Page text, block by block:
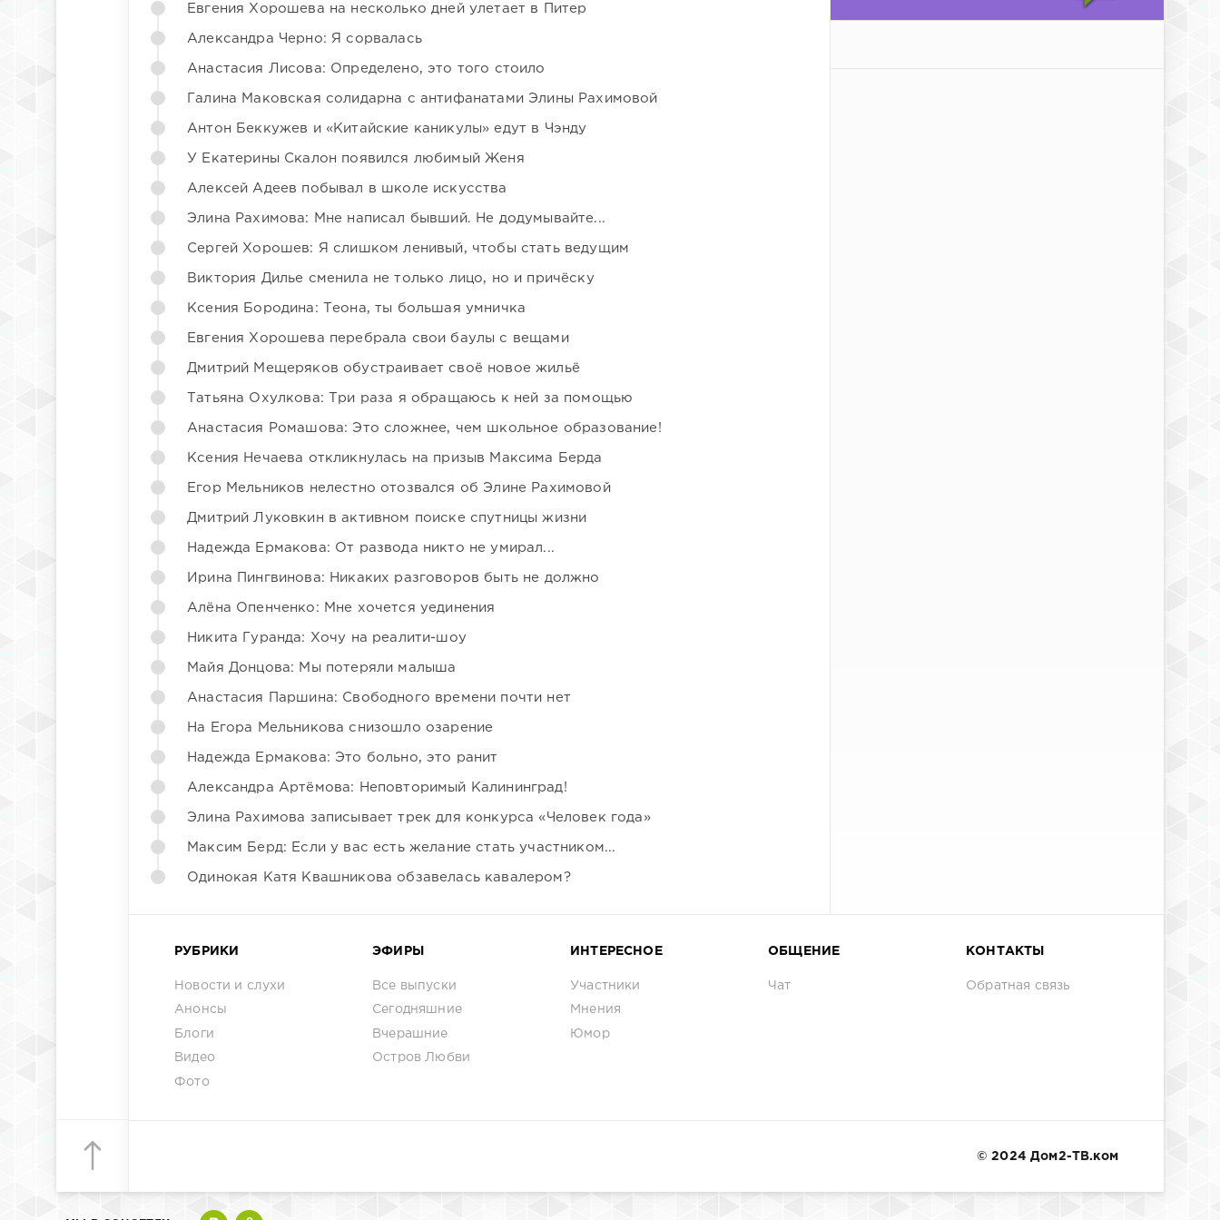
Евгения Хорошева на несколько дней улетает в Питер
Александра Черно: Я сорвалась
Анастасия Лисова: Определено, это того стоило
Галина Маковская солидарна с антифанатами Элины Рахимовой
Антон Беккужев и «Китайские каникулы» едут в Чэнду
У Екатерины Скалон появился любимый Женя
Алексей Адеев побывал в школе искусства
Элина Рахимова: Мне написал бывший. Не додумывайте...
Сергей Хорошев: Я слишком ленивый, чтобы стать ведущим
Виктория Дилье сменила не только лицо, но и причёску
Ксения Бородина: Теона, ты большая умничка
Евгения Хорошева перебрала свои баулы с вещами
Дмитрий Мещеряков обустраивает своё новое жильё
Татьяна Охулкова: Три раза я обращаюсь к ней за помощью
Анастасия Ромашова: Это сложнее, чем школьное образование!
Ксения Нечаева откликнулась на призыв Максима Берда
Егор Мельников нелестно отозвался об Элине Рахимовой
Дмитрий Луковкин в активном поиске спутницы жизни
Надежда Ермакова: От развода никто не умирал...
Ирина Пингвинова: Никаких разговоров быть не должно
Алёна Опенченко: Мне хочется уединения
Никита Гуранда: Хочу на реалити-шоу
Майя Донцова: Мы потеряли малыша
Анастасия Паршина: Свободного времени почти нет
На Егора Мельникова снизошло озарение
Надежда Ермакова: Это больно, это ранит
Александра Артёмова: Неповторимый Калининград!
Элина Рахимова записывает трек для конкурса «Человек года»
Максим Берд: Если у вас есть желание стать участником...
Одинокая Катя Квашникова обзавелась кавалером?
РУБРИКИ
Новости и слухи
Анонсы
Блоги
Видео
Фото
ЭФИРЫ
Все выпуски
Сегодняшние
Вчерашние
Остров Любви
ИНТЕРЕСНОЕ
Участники
Мнения
Юмор
ОБЩЕНИЕ
Чат
КОНТАКТЫ
Обратная связь
© 2024 Дом2-ТВ.ком